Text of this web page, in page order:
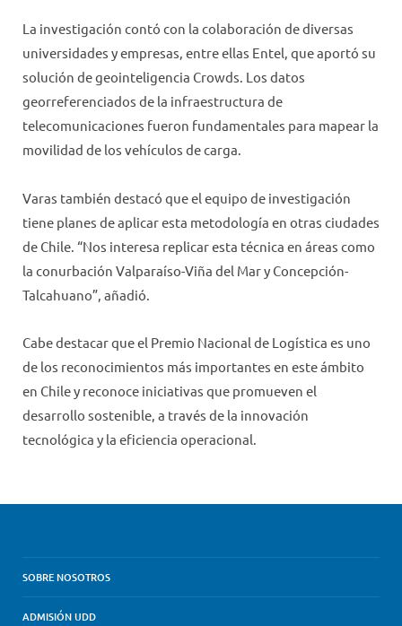
La investigación contó con la colaboración de diversas
universidades y empresas, entre ellas Entel, que aportó su
solución de geointeligencia Crowds. Los datos
georreferenciados de la infraestructura de
telecomunicaciones fueron fundamentales para mapear la
movilidad de los vehículos de carga.
Varas también destacó que el equipo de investigación
tiene planes de aplicar esta metodología en otras ciudades
de Chile. “Nos interesa replicar esta técnica en áreas como
la conurbación Valparaíso-Viña del Mar y Concepción-
Talcahuano”, añadió.
Cabe destacar que el Premio Nacional de Logística es uno
de los reconocimientos más importantes en este ámbito
en Chile y reconoce iniciativas que promueven el
desarrollo sostenible, a través de la innovación
tecnológica y la eficiencia operacional.
SOBRE NOSOTROS
ADMISIÓN UDD